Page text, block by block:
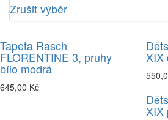
Zrušit výběr
Tapeta Rasch
FLORENTINE 3, pruhy
bílo modrá
645,00 Kč
XIX
XIX